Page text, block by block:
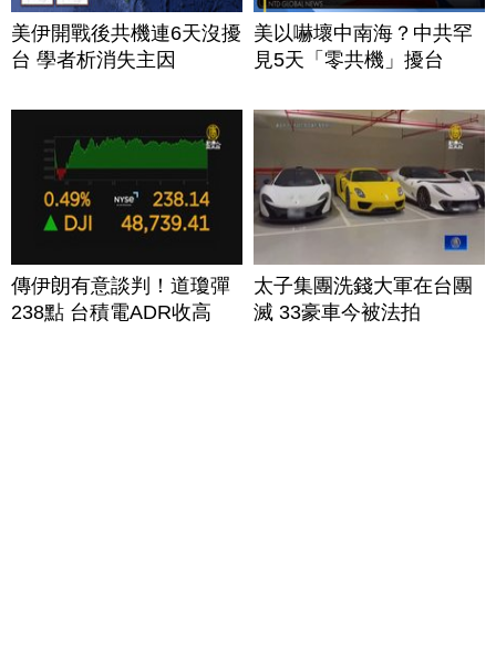
美伊開戰後共機連6天沒擾
台 學者析消失主因
美以嚇壞中南海？中共罕
見5天「零共機」擾台
傳伊朗有意談判！道瓊彈
238點 台積電ADR收高
太子集團洗錢大軍在台團
滅 33豪車今被法拍